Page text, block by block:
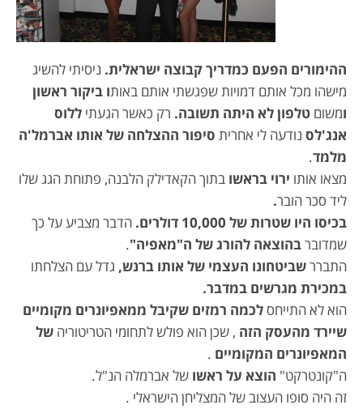
ההימורים הפעם כמדריך קבוצה ישראלית. ניסיתי להשיג
מישהו מכל אותם דמויות שפגשתי אותם באותו ביקור ראשון
ומשום טלפון לא היתה תשובה. רק כאשר הגעתי ללוס
אנג'לס נודעה לי אחרית סיפור ההצלחה של אותו אברמל'ה
מלמד.
מצאו אותו ירוי בראשו בתוך הקאדילק הלבנה, פתוחת הגג שלו
ליד סכר הובר.
בכיסו היו שטרות של 10,000 דולרים.
הדבר מצביע על כך
שמדוברבהוצאה להורג של ה"מאפיה".
התבררשביטחונו העצמי של אותו ברנש, גדל עם הצלחתו
במכירת מגרשים במדבר.
הוא לא התייחסלכמה רמזים שקיבל ממאפיונרים מקומיים
שיירד מהעסק הזה , שכן הוא פולש לתחומי הטריטוריה של
המאפיונרים המקומיים .
ה"קונטרקט" הוצא על ראשו של אברמלה הנ"ל.
זה היה סופו העצוב של המצליחן הישראלי .